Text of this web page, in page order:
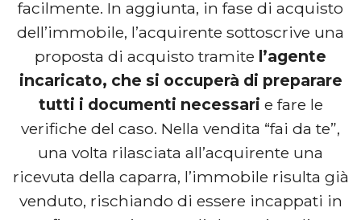
facilmente. In aggiunta, in fase di acquisto
dell’immobile, l’acquirente sottoscrive una
proposta di acquisto tramite l’agente
incaricato, che si occuperà di preparare
tutti i documenti necessari e fare le
verifiche del caso. Nella vendita “fai da te”,
una volta rilasciata all’acquirente una
ricevuta della caparra, l’immobile risulta già
venduto, rischiando di essere incappati in